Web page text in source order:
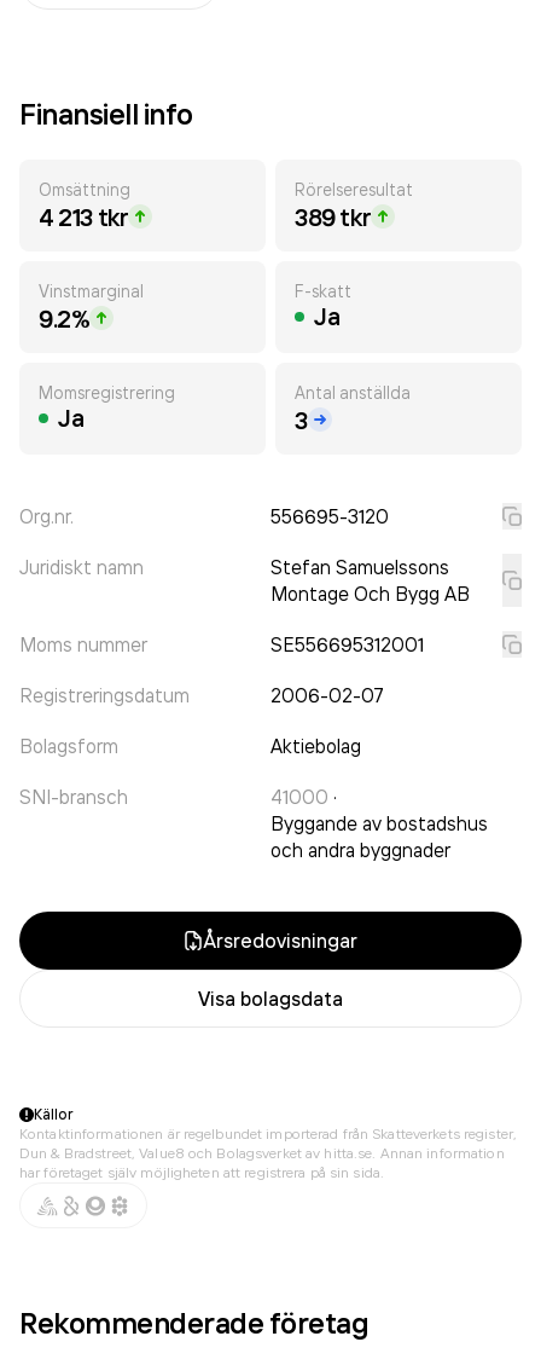
Finansiell info
Omsättning
4 213 tkr
Rörelseresultat
389 tkr
Vinstmarginal
9.2%
F-skatt
Ja
Momsregistrering
Ja
Antal anställda
3
Org.nr. 556695-3120
Juridiskt namn
Stefan Samuelssons
Montage Och Bygg AB
Moms nummer SE556695312001
Registreringsdatum 2006-02-07
Bolagsform Aktiebolag
SNI-bransch 41000 ·
Byggande av bostadshus
och andra byggnader
Årsredovisningar
Visa bolagsdata
Källor
Kontaktinformationen är regelbundet importerad från Skatteverkets register,
Dun & Bradstreet, Value8 och Bolagsverket av hitta.se. Annan information
har företaget själv möjligheten att registrera på sin sida.
Rekommenderade företag